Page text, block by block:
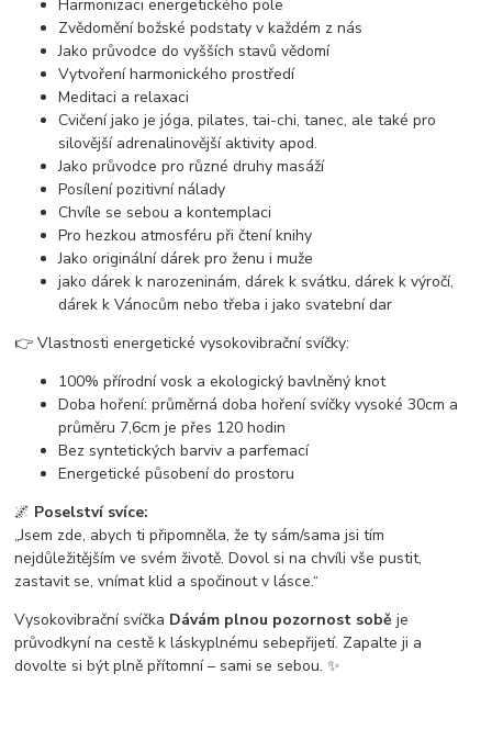
Harmonizaci energetického pole
Zvědomění božské podstaty v každém z nás
Jako průvodce do vyšších stavů vědomí
Vytvoření harmonického prostředí
Meditaci a relaxaci
Cvičení jako je jóga, pilates, tai-chi, tanec, ale také pro
silovější adrenalinovější aktivity apod.
Jako průvodce pro různé druhy masáží
Posílení pozitivní nálady
Chvíle se sebou a kontemplaci
Pro hezkou atmosféru při čtení knihy
Jako originální dárek pro ženu i muže
jako dárek k narozeninám, dárek k svátku, dárek k výročí,
dárek k Vánocům nebo třeba i jako svatební dar
👉 Vlastnosti energetické vysokovibrační svíčky:
100% přírodní vosk a ekologický bavlněný knot
Doba hoření: průměrná doba hoření svíčky vysoké 30cm a
průměru 7,6cm je přes 120 hodin
Bez syntetických barviv a parfemací
Energetické působení do prostoru
🌌 Poselství svíce:
„Jsem zde, abych ti připomněla, že ty sám/sama jsi tím
nejdůležitějším ve svém životě. Dovol si na chvíli vše pustit,
zastavit se, vnímat klid a spočinout v lásce.“
Vysokovibrační svíčka Dávám plnou pozornost sobě je
průvodkyní na cestě k láskyplnému sebepřijetí. Zapalte ji a
dovolte si být plně přítomní – sami se sebou. ✨